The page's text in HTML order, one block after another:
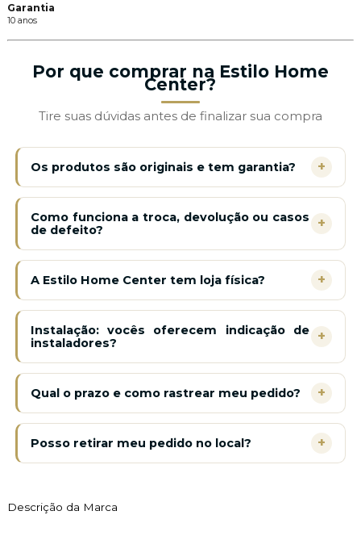
Garantia
10 anos
Por que comprar na Estilo Home
Center?
Tire suas dúvidas antes de finalizar sua compra
Os produtos são originais e tem garantia? +
Como funciona a troca, devolução ou casos
de defeito?
+
A Estilo Home Center tem loja física? +
Instalação: vocês oferecem indicação de
instaladores?
+
Qual o prazo e como rastrear meu pedido? +
Posso retirar meu pedido no local? +
Descrição da Marca